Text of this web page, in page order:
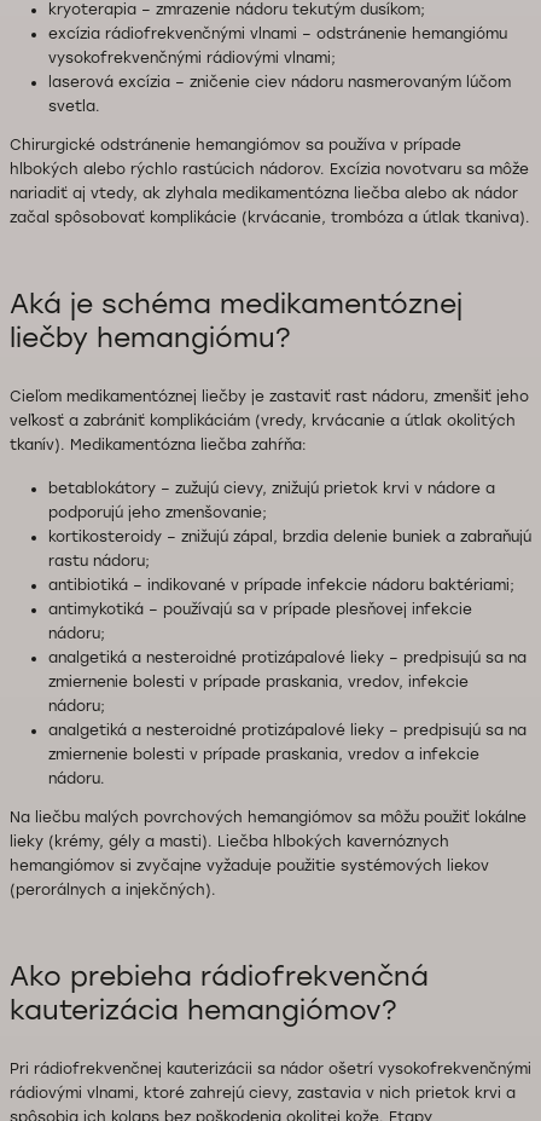
kryoterapia – zmrazenie nádoru tekutým dusíkom;
excízia rádiofrekvenčnými vlnami – odstránenie hemangiómu
vysokofrekvenčnými rádiovými vlnami;
laserová excízia – zničenie ciev nádoru nasmerovaným lúčom
svetla.
Chirurgické odstránenie hemangiómov sa používa v prípade
hlbokých alebo rýchlo rastúcich nádorov. Excízia novotvaru sa môže
nariadiť aj vtedy, ak zlyhala medikamentózna liečba alebo ak nádor
začal spôsobovať komplikácie (krvácanie, trombóza a útlak tkaniva).
Aká je schéma medikamentóznej
liečby hemangiómu?
Cieľom medikamentóznej liečby je zastaviť rast nádoru, zmenšiť jeho
veľkosť a zabrániť komplikáciám (vredy, krvácanie a útlak okolitých
tkanív). Medikamentózna liečba zahŕňa:
betablokátory – zužujú cievy, znižujú prietok krvi v nádore a
podporujú jeho zmenšovanie;
kortikosteroidy – znižujú zápal, brzdia delenie buniek a zabraňujú
rastu nádoru;
antibiotiká – indikované v prípade infekcie nádoru baktériami;
antimykotiká – používajú sa v prípade plesňovej infekcie
nádoru;
analgetiká a nesteroidné protizápalové lieky – predpisujú sa na
zmiernenie bolesti v prípade praskania, vredov, infekcie
nádoru;
analgetiká a nesteroidné protizápalové lieky – predpisujú sa na
zmiernenie bolesti v prípade praskania, vredov a infekcie
nádoru.
Na liečbu malých povrchových hemangiómov sa môžu použiť lokálne
lieky (krémy, gély a masti). Liečba hlbokých kavernóznych
hemangiómov si zvyčajne vyžaduje použitie systémových liekov
(perorálnych a injekčných).
Ako prebieha rádiofrekvenčná
kauterizácia hemangiómov?
Pri rádiofrekvenčnej kauterizácii sa nádor ošetrí vysokofrekvenčnými
rádiovými vlnami, ktoré zahrejú cievy, zastavia v nich prietok krvi a
spôsobia ich kolaps bez poškodenia okolitej kože. Etapy